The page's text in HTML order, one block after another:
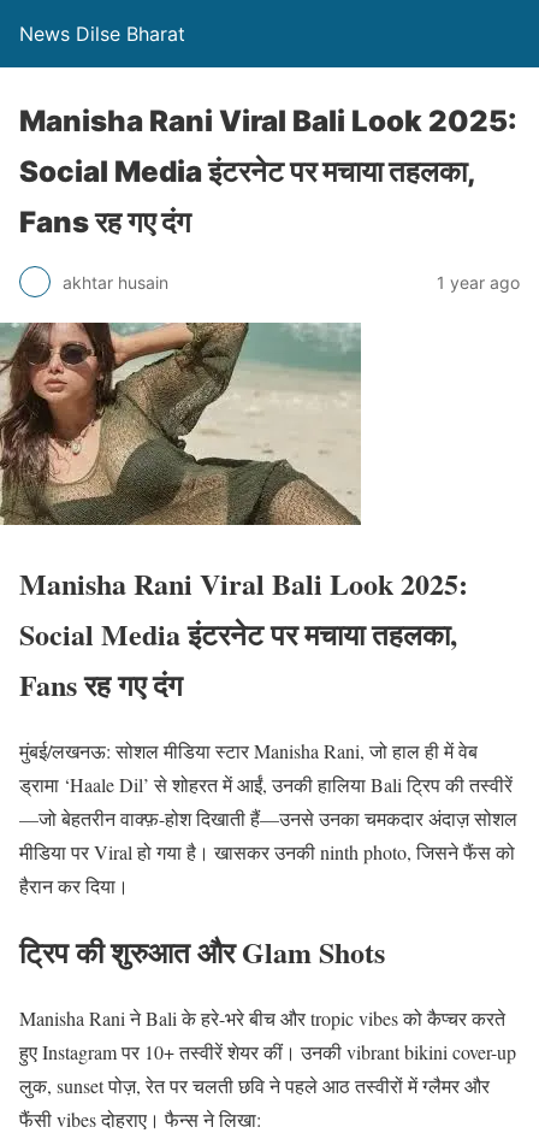
News Dilse Bharat
Manisha Rani Viral Bali Look 2025:
Social Media इंटरनेट पर मचाया तहलका,
Fans रह गए दंग
akhtar husain 1 year ago
Manisha Rani Viral Bali Look 2025:
Social Media इंटरनेट पर मचाया तहलका,
Fans रह गए दंग
मुंबई/लखनऊ: सोशल मीडिया स्टार Manisha Rani, जो हाल ही में वेब
ड्रामा ‘Haale Dil’ से शोहरत में आईं, उनकी हालिया Bali ट्रिप की तस्वीरें
—जो बेहतरीन वाक्फ़-होश दिखाती हैं—उनसे उनका चमकदार अंदाज़ सोशल
मीडिया पर Viral हो गया है। खासकर उनकी ninth photo, जिसने फैंस को
हैरान कर दिया।
ट्रिप की शुरुआत और Glam Shots
Manisha Rani ने Bali के हरे-भरे बीच और tropic vibes को कैप्चर करते
हुए Instagram पर 10+ तस्वीरें शेयर कीं। उनकी vibrant bikini cover-up
लुक, sunset पोज़, रेत पर चलती छवि ने पहले आठ तस्वीरों में ग्लैमर और
फैंसी vibes दोहराए। फैन्स ने लिखा: